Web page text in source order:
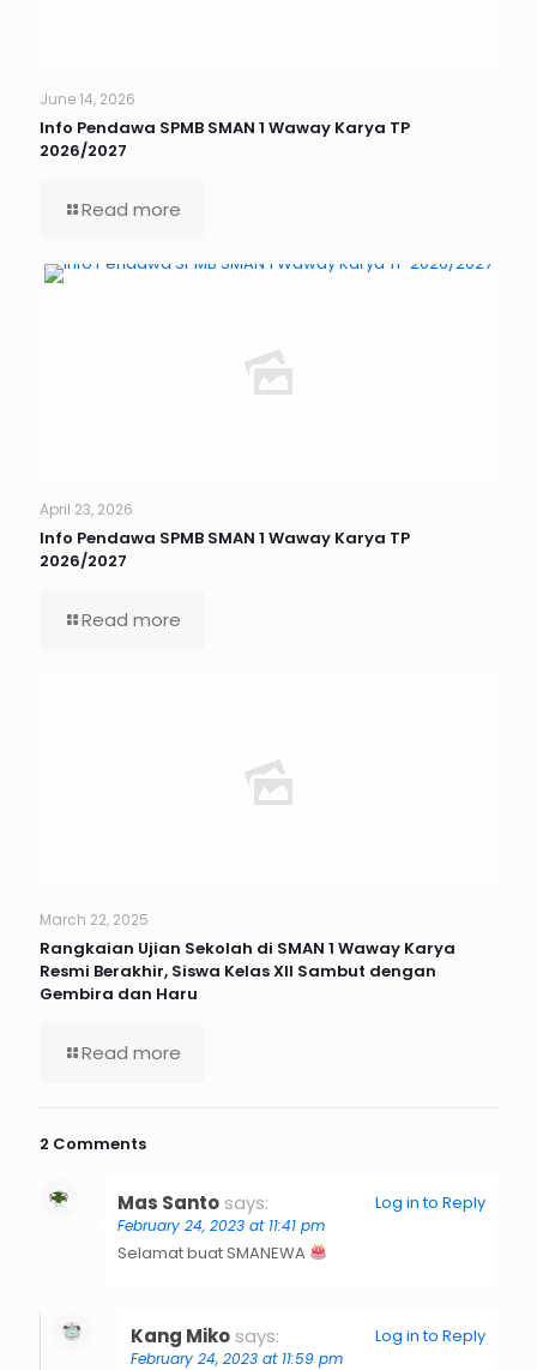
June 14, 2026
Info Pendawa SPMB SMAN 1 Waway Karya TP
2026/2027
Read more
April 23, 2026
Info Pendawa SPMB SMAN 1 Waway Karya TP
2026/2027
Read more
March 22, 2025
Rangkaian Ujian Sekolah di SMAN 1 Waway Karya
Resmi Berakhir, Siswa Kelas XII Sambut dengan
Gembira dan Haru
Read more
2 Comments
Mas Santo says:
February 24, 2023 at 11:41 pm
Selamat buat SMANEWA
Log in to Reply
Kang Miko says:
February 24, 2023 at 11:59 pm
Log in to Reply